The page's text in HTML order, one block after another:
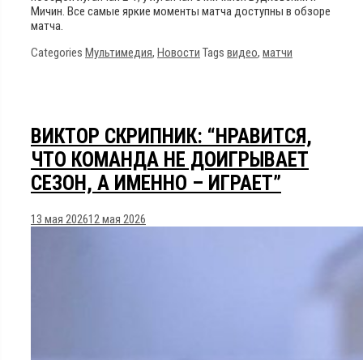
Мичин. Все самые яркие моменты матча доступны в обзоре
матча.
Categories Мультимедия, Новости Tags видео, матчи
ВИКТОР СКРИПНИК: “НРАВИТСЯ,
ЧТО КОМАНДА НЕ ДОИГРЫВАЕТ
СЕЗОН, А ИМЕННО – ИГРАЕТ”
13 мая 202612 мая 2026